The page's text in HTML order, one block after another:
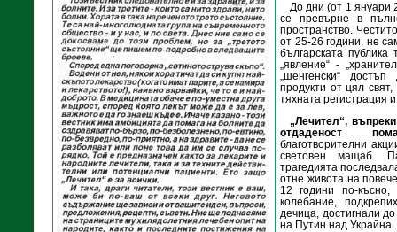
До дни (от 1 януари
се превърне в
пространство.
от 25-26 години, не
българската
„явление“ -
„шенгенски“
продукти от цял
тяхната регистрация
„Лечител“,
отдаденост
благотворителни
световен мащаб.
трагедията
отне живота на
12 години по-
колебание,
дечица, достигнали
на Путин над Украйна.